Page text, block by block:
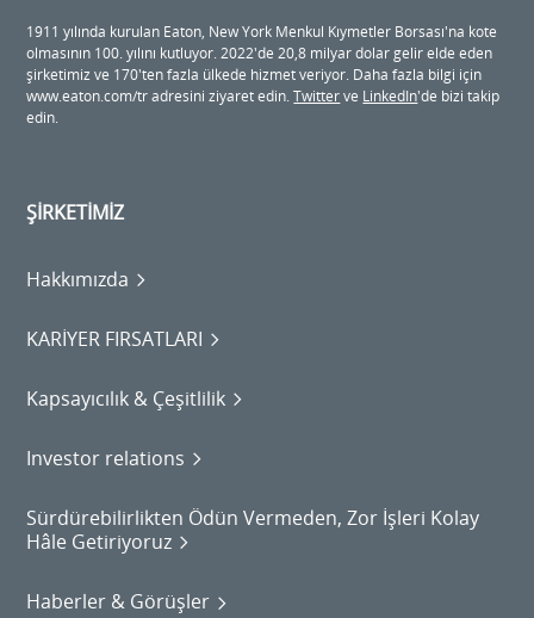
1911 yılında kurulan Eaton, New York Menkul Kıymetler Borsası'na kote
olmasının 100. yılını kutluyor. 2022'de 20,8 milyar dolar gelir elde eden
şirketimiz ve 170'ten fazla ülkede hizmet veriyor. Daha fazla bilgi için
www.eaton.com/tr adresini ziyaret edin.Twitterve LinkedIn'de bizi takip
edin.
ŞİRKETİMİZ
Hakkımızda
KARİYER FIRSATLARI
Kapsayıcılık & Çeşitlilik
Investor relations
Sürdürebilirlikten Ödün Vermeden, Zor İşleri Kolay
Hâle Getiriyoruz
Haberler & Görüşler